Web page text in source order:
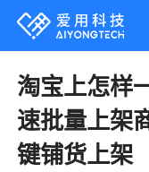
淘宝上怎样
速批量上架
键铺货上架